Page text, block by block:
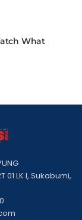
01 LK I, Sukabumi,